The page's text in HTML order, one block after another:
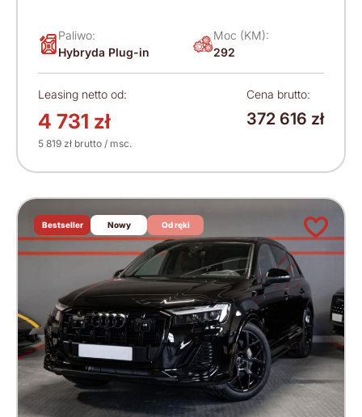
Paliwo:
Hybryda Plug-in
Moc (KM):
292
Leasing netto od:
4 731 zł
5 819 zł brutto / msc.
Cena brutto:
372 616 zł
Bestseller Nowy Od ręki